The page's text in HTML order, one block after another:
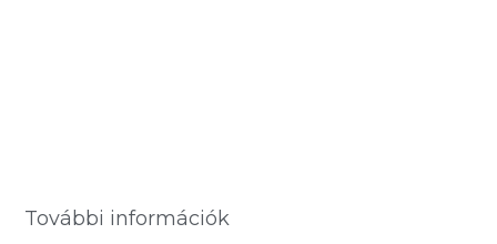
További információk